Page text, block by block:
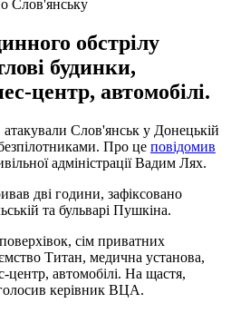
Слов'янську
обстрілу
будинки,
центр, автомобілі.
Слов'янськ у Донецькій
Про це повідомив
адміністрації Вадим Лях.
дві години, зафіксовано
та бульварі Пушкіна.
сім приватних
Титан, медична установа,
центр, автомобілі. На щастя,
керівник ВЦА.